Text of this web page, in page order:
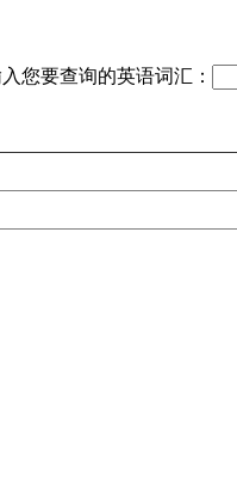
您要查询的英语词汇：